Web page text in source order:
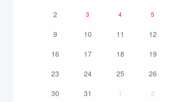
2
3 4 5
9
10 11 12
16
17 18 19
23
24 25 26
30
31 1 2